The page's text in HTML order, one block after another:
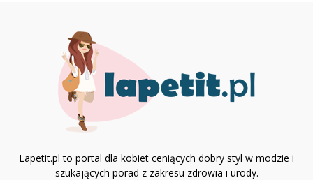
Lapetit.pl to portal dla kobiet ceniących dobry styl w modzie i
szukających porad z zakresu zdrowia i urody.